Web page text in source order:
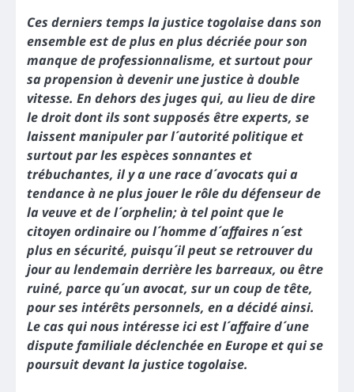
Ces derniers temps la justice togolaise dans son
ensemble est de plus en plus décriée pour son
manque de professionnalisme, et surtout pour
sa propension à devenir une justice à double
vitesse. En dehors des juges qui, au lieu de dire
le droit dont ils sont supposés être experts, se
laissent manipuler par l´autorité politique et
surtout par les espèces sonnantes et
trébuchantes, il y a une race d´avocats qui a
tendance à ne plus jouer le rôle du défenseur de
la veuve et de l´orphelin; à tel point que le
citoyen ordinaire ou l´homme d´affaires n´est
plus en sécurité, puisqu´il peut se retrouver du
jour au lendemain derrière les barreaux, ou être
ruiné, parce qu´un avocat, sur un coup de tête,
pour ses intérêts personnels, en a décidé ainsi.
Le cas qui nous intéresse ici est l´affaire d´une
dispute familiale déclenchée en Europe et qui se
poursuit devant la justice togolaise.